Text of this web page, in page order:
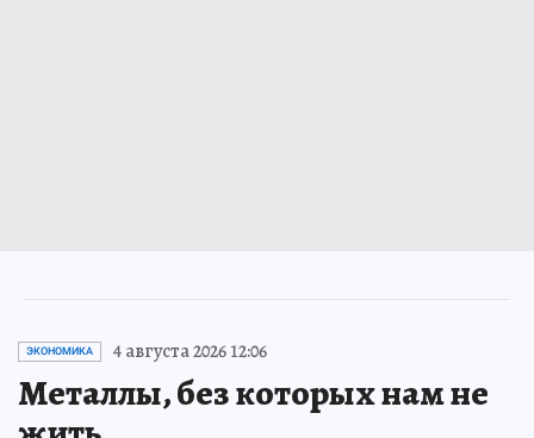
ЭКОНОМИКА 4 августа 2026 12:06
Металлы, без которых нам не